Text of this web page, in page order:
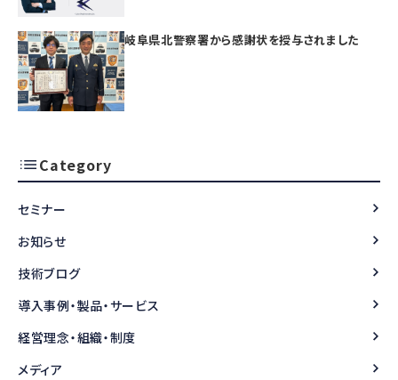
岐阜県北警察署から感謝状を授与されました
Category
セミナー
お知らせ
技術ブログ
導入事例・製品・サービス
経営理念・組織・制度
メディア